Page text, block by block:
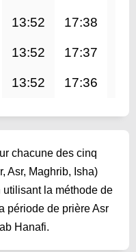
13:52 17:38
13:52 17:37
13:52 17:36
chacune des cinq
Asr, Maghrib, Isha)
la méthode de
période de prière Asr
Hanafi.